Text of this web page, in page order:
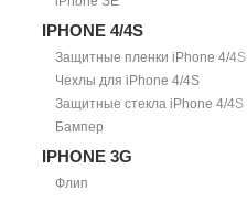
IPHONE 4/4S
Защитные пленки iPhone 4/4S
Чехлы для iPhone 4/4S
Защитные стекла iPhone 4/4S
Бампер
IPHONE 3G
Флип